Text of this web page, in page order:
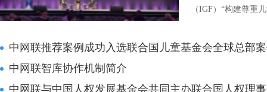
（IGF）“构建尊重
言。
中网联推荐案例成功入选联合国儿童基金会全球总部
中网联智库协作机制简介
中网联与中国人权发展基金会共同主办联合国人权理事会第49